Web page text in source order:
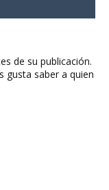
de su publicación.
gusta saber a quien